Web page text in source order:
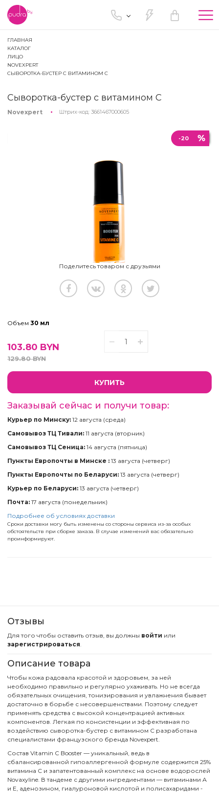
ГЛАВНАЯ
КАТАЛОГ
ЛИЦО
NOVEXPERT
СЫВОРОТКА-БУСТЕР С ВИТАМИНОМ С
Сыворотка-бустер с витамином С
Novexpert Штрих-код: 3661467000605
-20
Поделитесь товаром с друзьями
Объем 30 мл
103.80 BYN
129.80BYN
КУПИТЬ
Заказывай сейчас и получи товар:
Курьер по Минску: 12 августа (среда)
Самовывоз ТЦ Тивали: 11 августа (вторник)
Самовывоз ТЦ Сеница: 14 августа (пятница)
Пункты Европочты в Минске : 13 августа (четверг)
Пункты Европочты по Беларуси: 13 августа (четверг)
Курьер по Беларуси: 13 августа (четверг)
Почта: 17 августа (понедельник)
Подробнее об условиях доставки
Сроки доставки могу быть изменены со стороны сервиса из-за особых
обстоятельств при сборке заказа. В случае изменений вас обязательно
проинформируют.
Отзывы
Для того чтобы оставить отзыв, вы должны войти или
зарегистрироваться.
Описание товара
Чтобы кожа радовала красотой и здоровьем, за ней
необходимо правильно и регулярно ухаживать. Но не всегда
обязательных очищения, тонизирования и увлажнения бывает
достаточно в борьбе с несовершенствами. Поэтому следует
применять средства с высокой концентрацией активных
компонентов. Легкая по консистенции и эффективная по
воздействию сыворотка-бустер с витамином С разработана
специалистами французского бренда Novexpert.
Состав Vitamin C Booster — уникальный, ведь в
сбалансированной гипоаллергенной формуле содержится 25%
витамина С и запатентованный комплекс на основе водорослей
Novaxyline. В тандеме с другими ингредиентами — витаминами А
и Е, аденозином, гиалуроновой кислотой и полисахаридами -